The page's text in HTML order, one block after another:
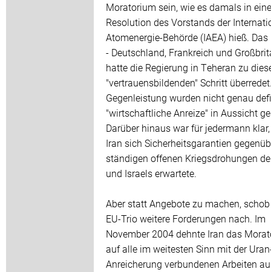
Moratorium sein, wie es damals in
Resolution des Vorstands der
Atomenergie-Behörde (IAEA) hieß. Das
- Deutschland, Frankreich und
hatte die Regierung in Teheran zu
"vertrauensbildenden" Schritt
Gegenleistung wurden nicht genau
"wirtschaftliche Anreize" in Aussicht
Darüber hinaus war für jedermann
Iran sich Sicherheitsgarantien
ständigen offenen Kriegsdrohungen
und Israels erwartete.
Aber statt Angebote zu machen,
EU-Trio weitere Forderungen nach. Im
November 2004 dehnte Iran das
auf alle im weitesten Sinn mit der
Anreicherung verbundenen Arbeiten